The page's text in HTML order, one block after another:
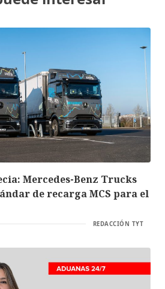
Mercedes-Benz Trucks
de recarga MCS para el
REDACCIÓN TYT